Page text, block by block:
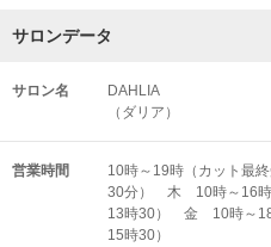
サロンデータ
サロン名
DAHLIA
（ダリア）
営業時間
10時～19時（カット最
30分） 木 10時～16時
13時30） 金 10時～18
15時30）